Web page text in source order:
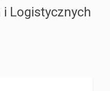
Logistycznych